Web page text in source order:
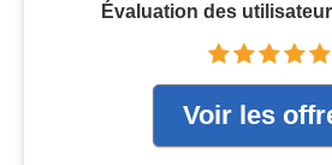
Évaluation des
Voir les